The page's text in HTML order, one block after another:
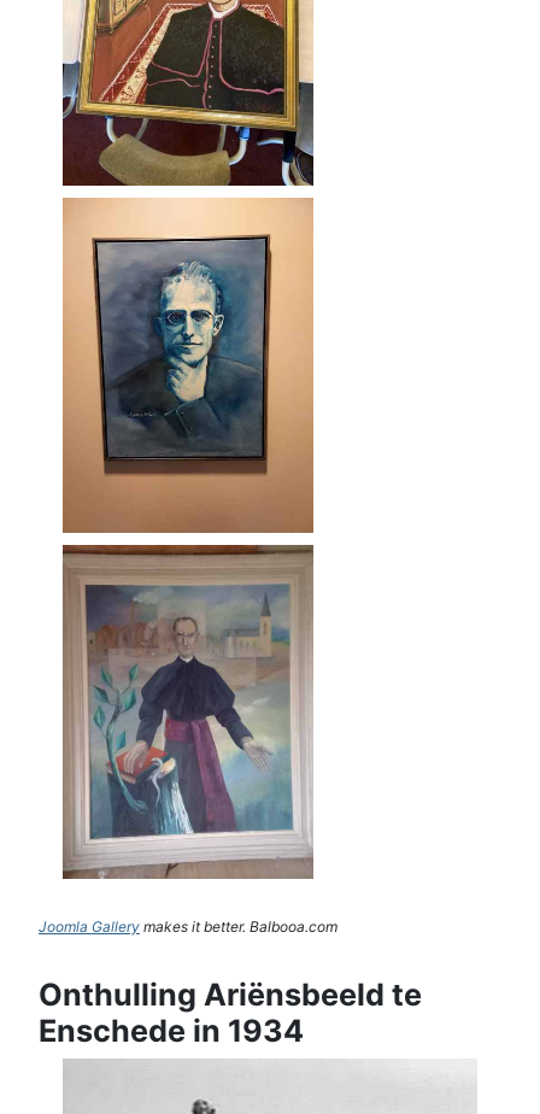
Joomla Gallery makes it better. Balbooa.com
Onthulling Ariënsbeeld te
Enschede in 1934